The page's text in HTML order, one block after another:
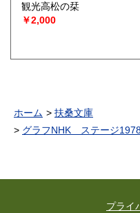
観光高松の栞
￥2,000
ホーム
扶桑文庫
グラフNHK ステージ
プライ